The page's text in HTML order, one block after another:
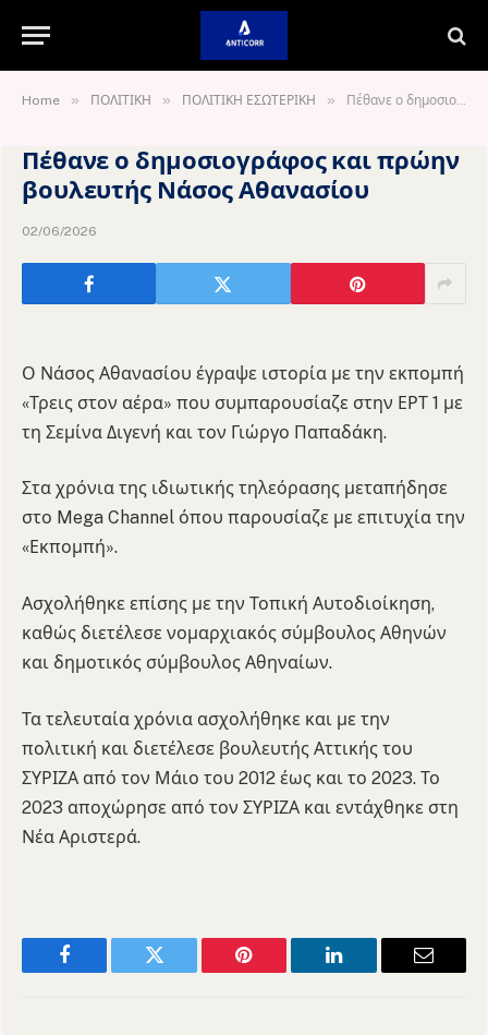
Home » ΠΟΛΙΤΙΚΗ » ΠΟΛΙΤΙΚΗ ΕΣΩΤΕΡΙΚΗ » Πέθανε ο δημοσιογράφος και πρώην βουλευτής Νάσος Αθανασίου
Πέθανε ο δημοσιογράφος και πρώην
βουλευτής Νάσος Αθανασίου
02/06/2026
Ο Νάσος Αθανασίου έγραψε ιστορία με την εκπομπή
«Τρεις στον αέρα» που συμπαρουσίαζε στην ΕΡΤ 1 με
τη Σεμίνα Διγενή και τον Γιώργο Παπαδάκη.
Στα χρόνια της ιδιωτικής τηλεόρασης μεταπήδησε
στο Mega Channel όπου παρουσίαζε με επιτυχία την
«Εκπομπή».
Ασχολήθηκε επίσης με την Τοπική Αυτοδιοίκηση,
καθώς διετέλεσε νομαρχιακός σύμβουλος Αθηνών
και δημοτικός σύμβουλος Αθηναίων.
Τα τελευταία χρόνια ασχολήθηκε και με την
πολιτική και διετέλεσε βουλευτής Αττικής του
ΣΥΡΙΖΑ από τον Μάιο του 2012 έως και το 2023. Το
2023 αποχώρησε από τον ΣΥΡΙΖΑ και εντάχθηκε στη
Νέα Αριστερά.
Facebook Twitter Pinterest LinkedIn Email